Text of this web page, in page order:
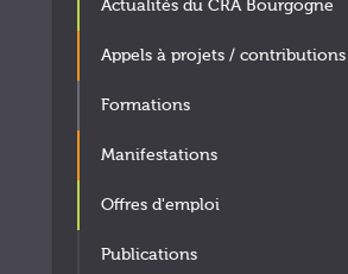
Actualités du CRA Bourgogne
Appels à projets / contributions
Formations
Manifestations
Offres d'emploi
Publications